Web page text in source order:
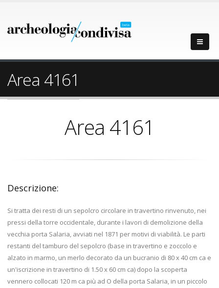
Area 4161
Area 4161
Descrizione:
Si tratta dei resti di un sepolcro circolare in travertino rinvenuto, nei
pressi della torre occidentale, durante i lavori di demolizione della
vecchia porta Salaria, avviati nel 1871 per motivi di viabilità. Le parti
restanti del tamburo del sepolcro (base in travertino e zoccolo e
alzato in marmo, un merlo decorato da un bucranio di 80 x 40 cm ca e
un'iscrizione in travertino di 1.50 x 60 cm ca) dopo la scoperta
vennero collocati 120 m ca più ad O della porta Salaria, in un piccolo